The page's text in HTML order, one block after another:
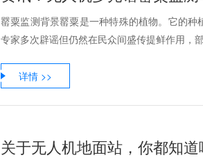
罂粟监测背景罂粟是一种特殊的植物。它的
专家多次辟谣但仍然在民众间盛传提鲜作用，
详情 >>
关于无人机地面站，你都知道